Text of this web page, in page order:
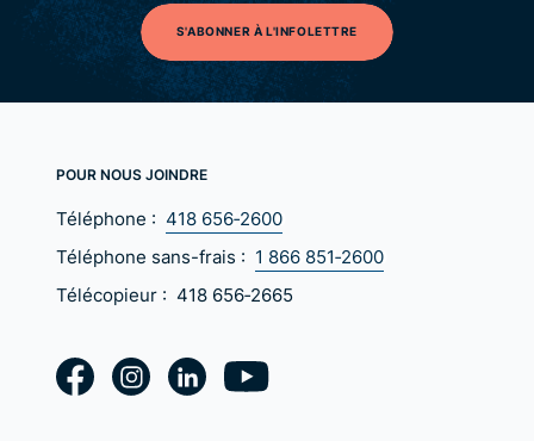
S'ABONNER À L'INFOLETTRE
POUR NOUS JOINDRE
Téléphone : 418 656‑2600
Téléphone sans-frais : 1 866 851‑2600
Télécopieur : 418 656‑2665